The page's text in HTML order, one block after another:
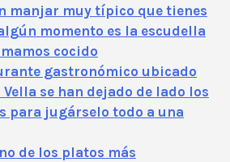
manjar muy típico que tienes
momento es la escudella
cocido
gastronómico ubicado
se han dejado de lado los
para jugárselo todo a una
de los platos más